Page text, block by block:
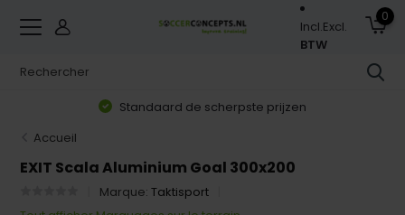
Incl.Excl.
BTW
0
Standaard de scherpste prijzen
Accueil
EXIT Scala Aluminium Goal 300x200
Marque:Taktisport